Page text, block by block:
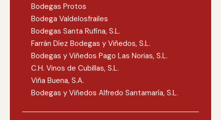
Bodegas Protos
Bodega Valdelosfrailes
Bodegas Santa Rufina, S.L.
Farrán Díez Bodegas y Viñedos, S.L.
Bodegas y Viñedos Pago Las Norias, S.L.
C.H. Vinos de Cubillas, S.L.
Viña Buena, S.A.
Bodegas y Viñedos Alfredo Santamaría, S.L.